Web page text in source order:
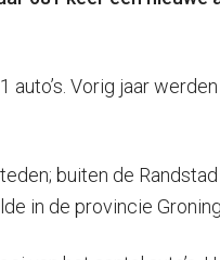
Vorig jaar
buiten de
in de provincie